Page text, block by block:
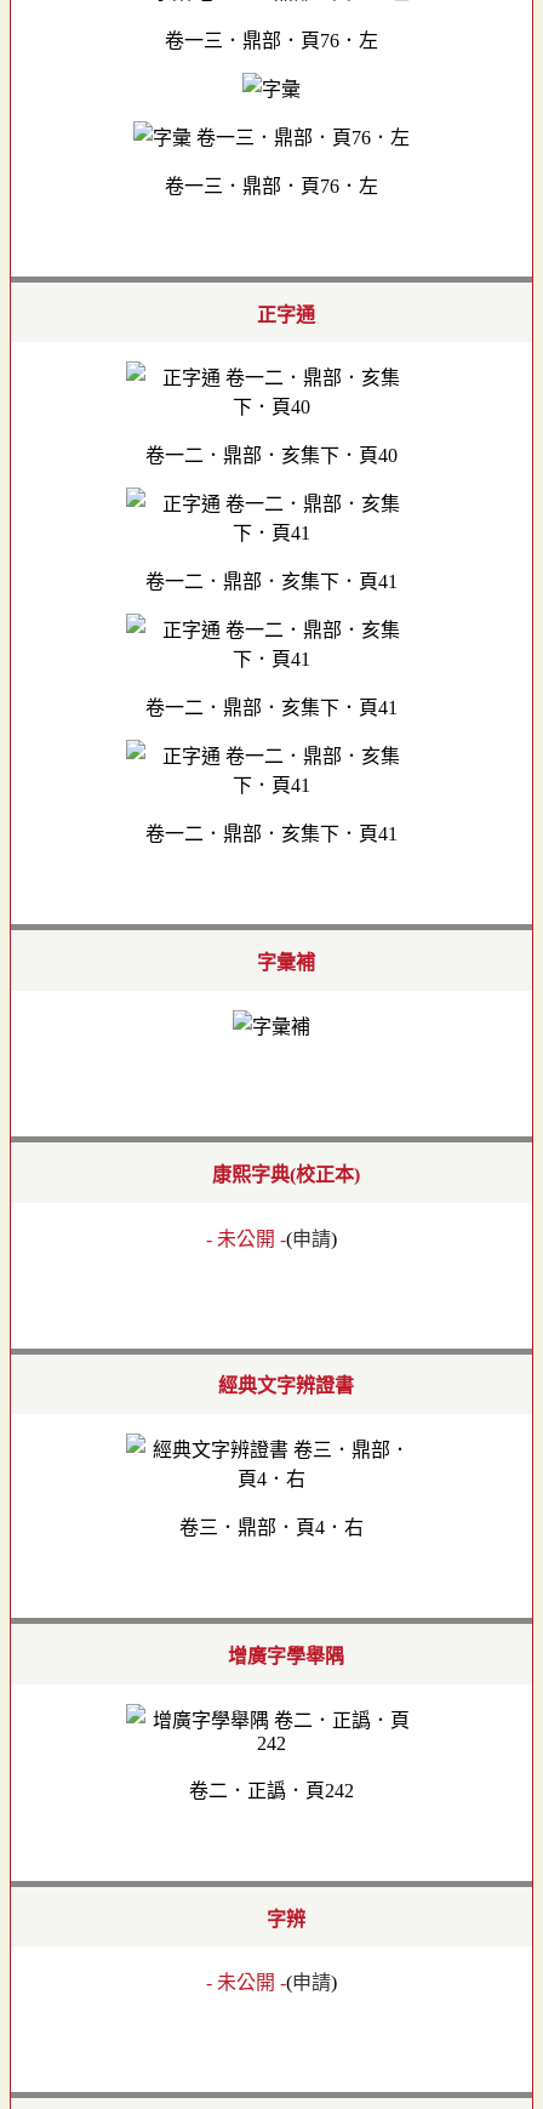
卷一三．鼎部．頁76．左
卷一三．鼎部．頁76．左
正字通
卷一二．鼎部．亥集下．頁40
卷一二．鼎部．亥集下．頁41
卷一二．鼎部．亥集下．頁41
卷一二．鼎部．亥集下．頁41
字彙補
康熙字典(校正本)
- 未公開 -(申請)
經典文字辨證書
卷三．鼎部．頁4．右
增廣字學舉隅
卷二．正譌．頁242
字辨
- 未公開 -(申請)